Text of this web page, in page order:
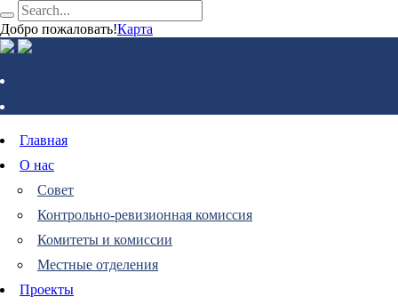
Добро пожаловать!Карта
Главная
О нас
Совет
Контрольно-ревизионная комиссия
Комитеты и комиссии
Местные отделения
Проекты